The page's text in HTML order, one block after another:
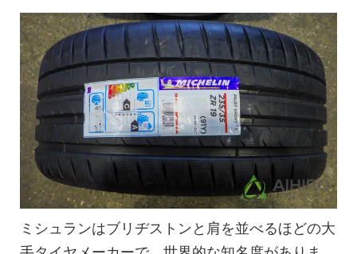
ミシュランはブリヂストンと肩を並べるほどの大